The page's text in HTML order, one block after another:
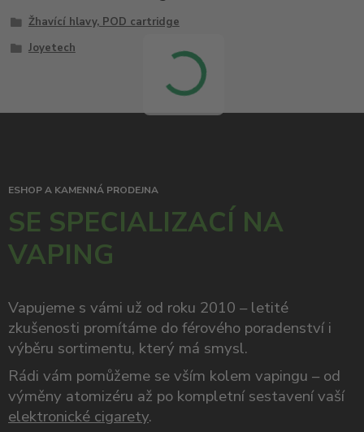
Žhavící hlavy, POD cartridge
Joyetech
ESHOP A KAMENNÁ PRODEJNA
SE SPECIALIZACÍ NA
VAPING
Vapujeme s vámi už od roku 2010 – letité
zkušenosti promítáme do férového poradenství i
výběru sortimentu, který má smysl.
Rádi vám pomůžeme se vším kolem vapingu – od
výměny atomizéru až po kompletní sestavení vaší
elektronické cigarety.